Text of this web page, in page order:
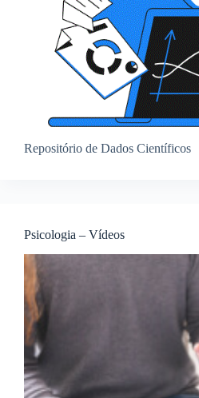
Repositório de Dados Científicos
Psicologia – Vídeos